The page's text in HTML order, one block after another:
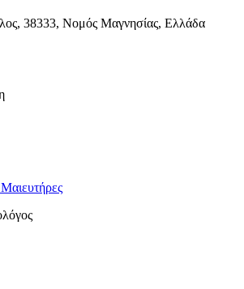
38333, Νομός Μαγνησίας, Ελλάδα